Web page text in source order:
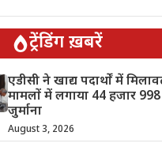
ट्रेंडिंग ख़बरें
एडीसी ने खाद्य पदार्थों में
मामलों में लगाया 44 हजार
जुर्माना
August 3, 2026